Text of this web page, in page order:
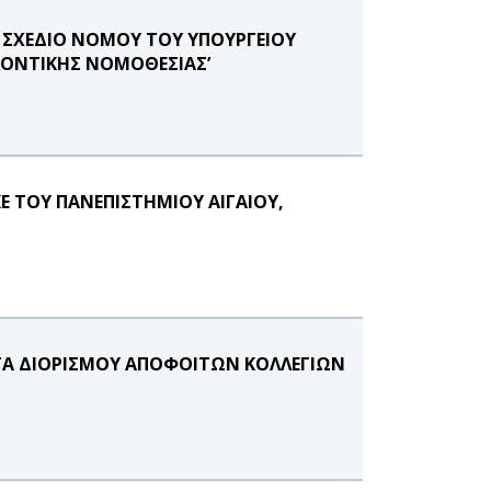
ΝΟΜΟΥ ΤΟΥ ΥΠΟΥΡΓΕΙΟΥ
ΝΟΜΟΘΕΣΙΑΣ’
ΠΑΝΕΠΙΣΤΗΜΙΟΥ ΑΙΓΑΙΟΥ,
ΔΙΟΡΙΣΜΟΥ ΑΠΟΦΟΙΤΩΝ ΚΟΛΛΕΓΙΩΝ